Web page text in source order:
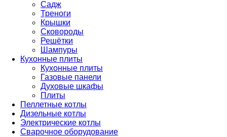
Садж
Треноги
Крышки
Сковороды
Решётки
Шампуры
Кухонные плиты
Кухонные плиты
Газовые панели
Духовые шкафы
Плиты
Пеллетные котлы
Дизельные котлы
Электрические котлы
Сварочное оборудование